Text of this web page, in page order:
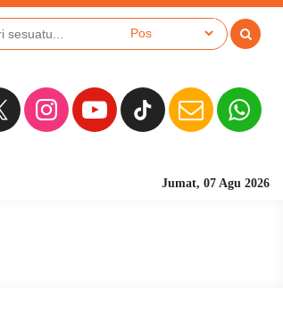
Jumat, 07 Agu 2026
Sekolah Berbasis